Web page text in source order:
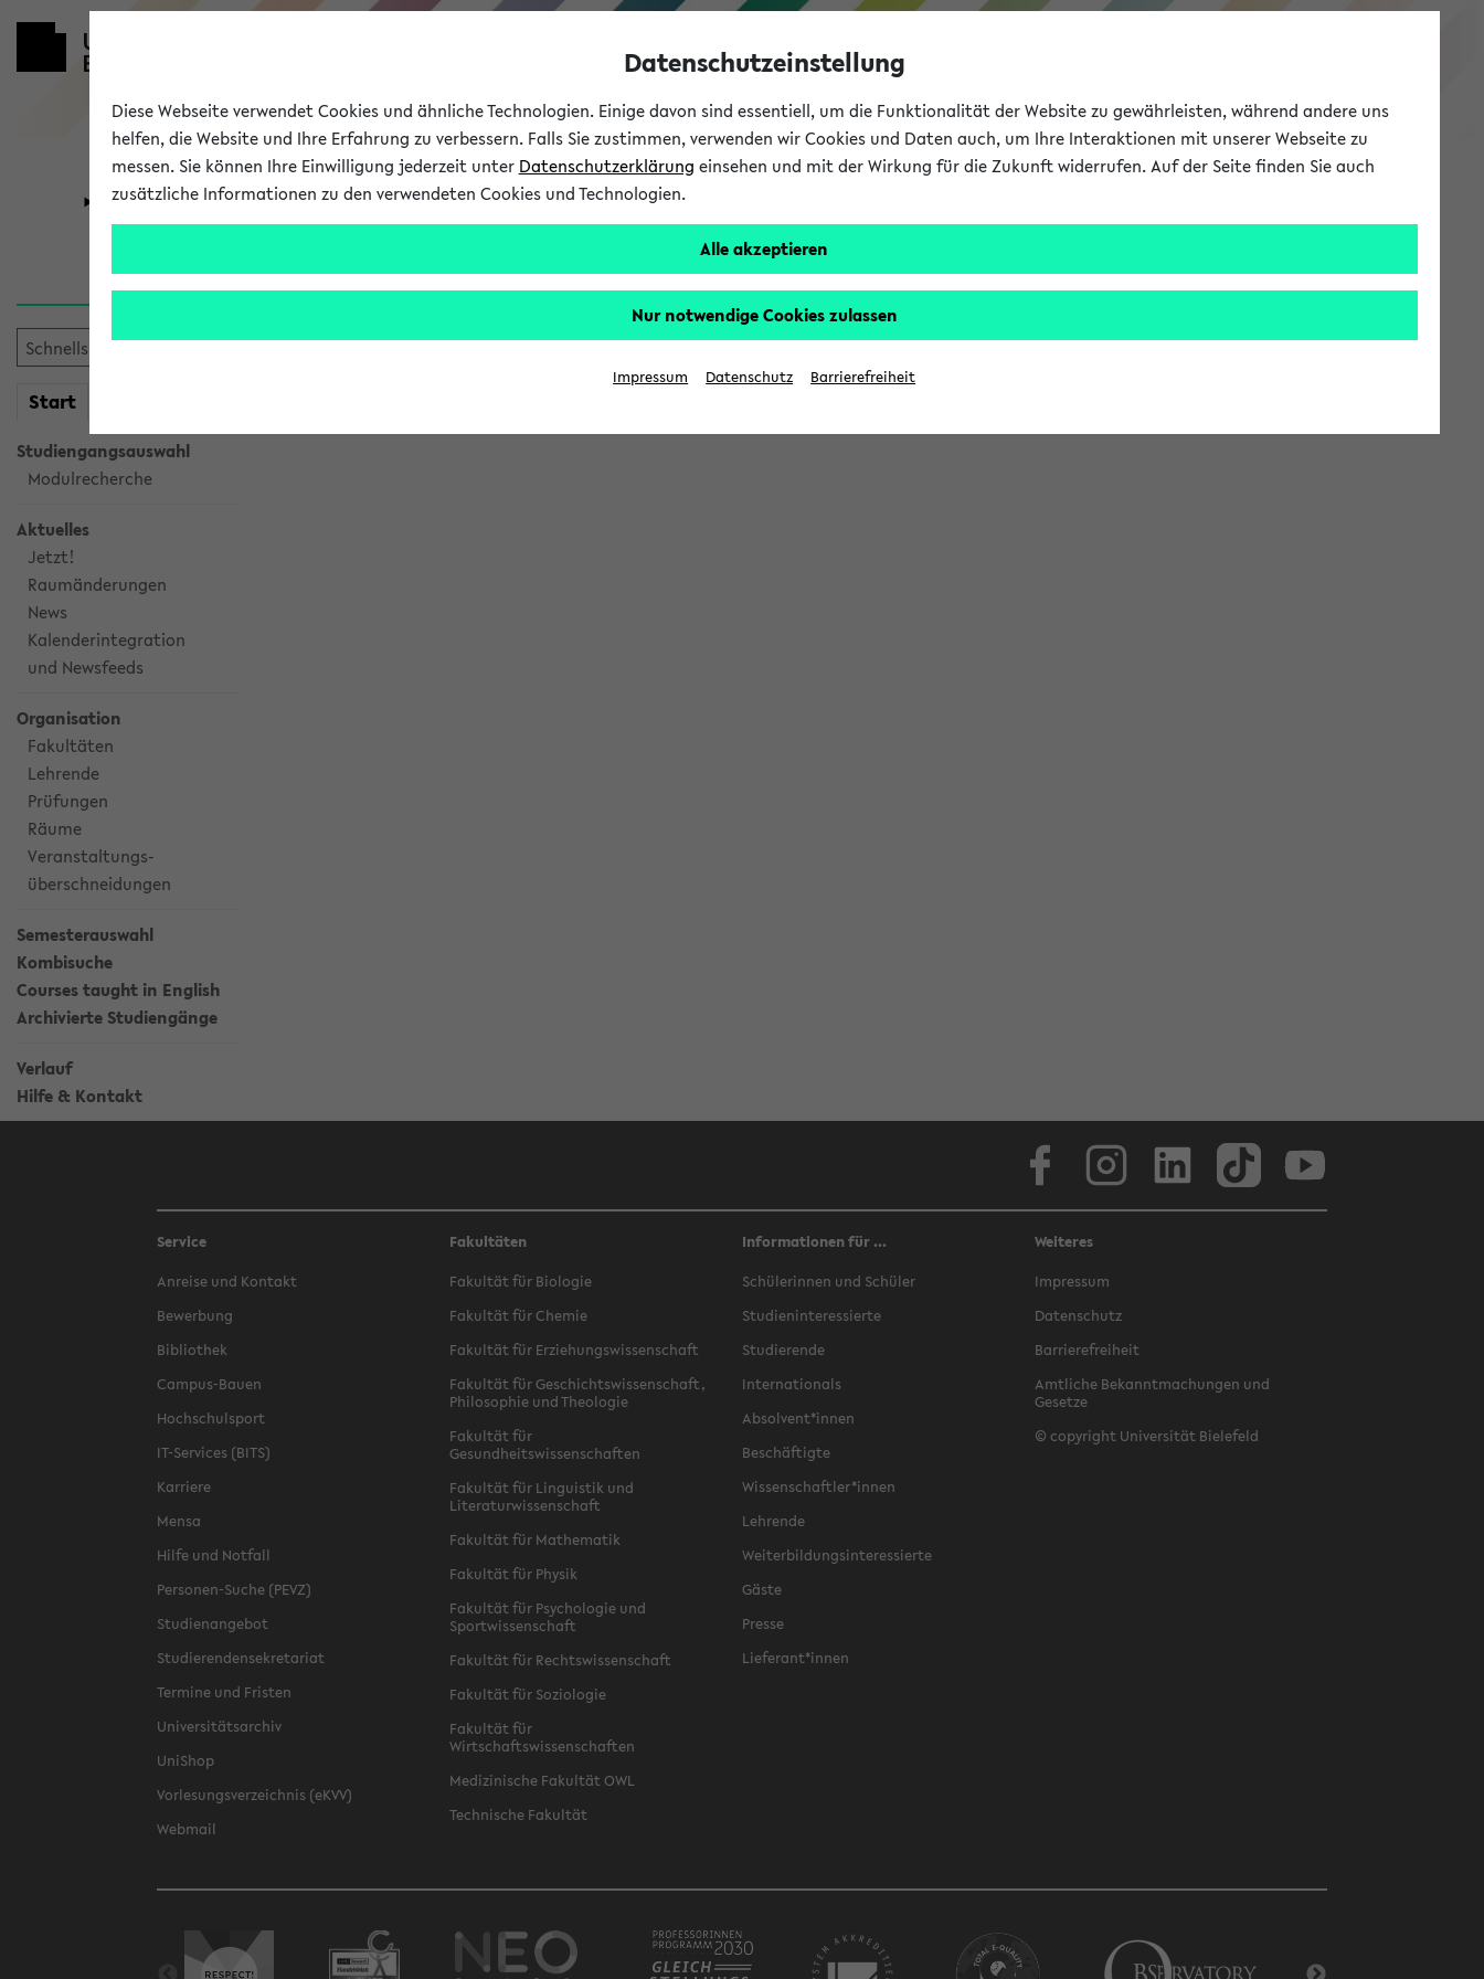
eKVV
Universität Forschung Studium
Start
Studiengangsauswahl
Modulrecherche
Aktuelles
Jetzt!
Raumänderungen
News
Kalenderintegration
und Newsfeeds
Organisation
Fakultäten
Lehrende
Prüfungen
Räume
Veranstaltungs-
überschneidungen
Semesterauswahl
Kombisuche
Courses taught in English
Archivierte Studiengänge
Verlauf
Hilfe & Kontakt
Verlauf
Service
Anreise und Kontakt
Bewerbung
Bibliothek
Campus-Bauen
Hochschulsport
IT-Services (BITS)
Karriere
Mensa
Hilfe und Notfall
Personen-Suche (PEVZ)
Studienangebot
Studierendensekretariat
Termine und Fristen
Universitätsarchiv
UniShop
Vorlesungsverzeichnis (eKVV)
Webmail
Fakultäten
Fakultät für Biologie
Fakultät für Chemie
Fakultät für Erziehungswissenschaft
Fakultät für Geschichtswissenschaft,
Philosophie und Theologie
Fakultät für
Gesundheitswissenschaften
Fakultät für Linguistik und
Literaturwissenschaft
Fakultät für Mathematik
Fakultät für Physik
Fakultät für Psychologie und
Sportwissenschaft
Fakultät für Rechtswissenschaft
Fakultät für Soziologie
Fakultät für
Wirtschaftswissenschaften
Medizinische Fakultät OWL
Technische Fakultät
Informationen für ...
Schülerinnen und Schüler
Studieninteressierte
Studierende
Internationals
Absolvent*innen
Beschäftigte
Wissenschaftler*innen
Lehrende
Weiterbildungsinteressierte
Gäste
Presse
Lieferant*innen
Weiteres
Impressum
Datenschutz
Barrierefreiheit
Amtliche Bekanntmachungen und
Gesetze
© copyright Universität Bielefeld
Datenschutzeinstellung
Diese Webseite verwendet Cookies und ähnliche Technologien. Einige davon sind essentiell, um die Funktionalität der Website zu gewährleisten, während andere uns
helfen, die Website und Ihre Erfahrung zu verbessern. Falls Sie zustimmen, verwenden wir Cookies und Daten auch, um Ihre Interaktionen mit unserer Webseite zu
messen. Sie können Ihre Einwilligung jederzeit unter Datenschutzerklärung einsehen und mit der Wirkung für die Zukunft widerrufen. Auf der Seite finden Sie auch
zusätzliche Informationen zu den verwendeten Cookies und Technologien.
Alle akzeptieren
Nur notwendige Cookies zulassen
Impressum Datenschutz Barrierefreiheit